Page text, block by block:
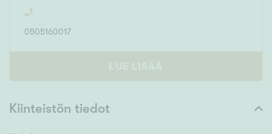
0505160017
LUE LISÄÄ
Kiinteistön tiedot